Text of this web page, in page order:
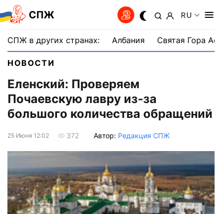
СПЖ RU
СПЖ в других странах: Албания Святая Гора
НОВОСТИ
Еленский: Проверяем
Почаевскую лавру из-за
большого количества обращений
25 Июня 12:02 372 Автор: Редакция СПЖ